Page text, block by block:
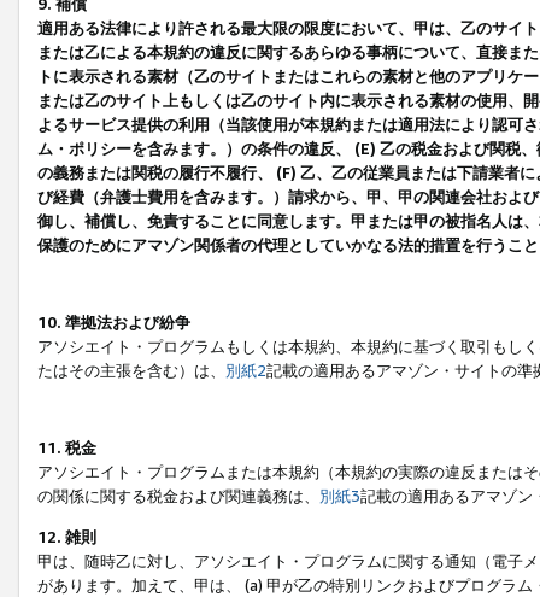
9. 補償
適用ある法律により許される最大限の限度において、甲は、乙のサイ
または乙による本規約の違反に関するあらゆる事柄について、直接ま
トに表示される素材（乙のサイトまたはこれらの素材と他のアプリ
または乙のサイト上もしくは乙のサイト内に表示される素材の使用、
よるサービス提供の利用（当該使用が本規約または適用法により認可
ム・ポリシーを含みます。）の条件の違反、 (E) 乙の税金および関税
の義務または関税の履行不履行、 (F) 乙、乙の従業員または下請業者
び経費（弁護士費用を含みます。）請求から、甲、甲の関連会社およ
御し、補償し、免責することに同意します。甲または甲の被指名人は
保護のためにアマゾン関係者の代理としていかなる法的措置を行うこ
10. 準拠法および紛争
アソシエイト・プログラムもしくは本規約、本規約に基づく取引もし
たはその主張を含む）は、 別紙2記載の適用あるアマゾン・サイトの
11. 税金
アソシエイト・プログラムまたは本規約（本規約の実際の違反または
の関係に関する税金および関連義務は、 別紙3記載の適用あるアマゾン
12. 雑則
甲は、随時乙に対し、アソシエイト・プログラムに関する通知（電子
があります。加えて、甲は、 (a) 甲が乙の特別リンクおよびプログラ